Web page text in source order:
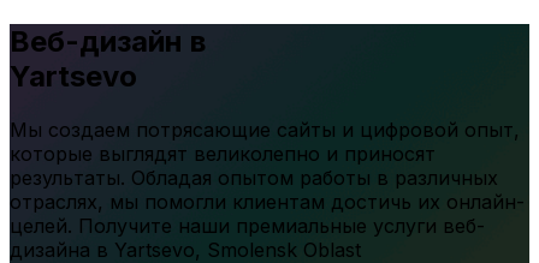
Веб-дизайн в
Yartsevo
Мы создаем потрясающие сайты и цифровой опыт,
которые выглядят великолепно и приносят
результаты. Обладая опытом работы в различных
отраслях, мы помогли клиентам достичь их онлайн-
целей. Получите наши премиальные услуги веб-
дизайна в Yartsevo, Smolensk Oblast